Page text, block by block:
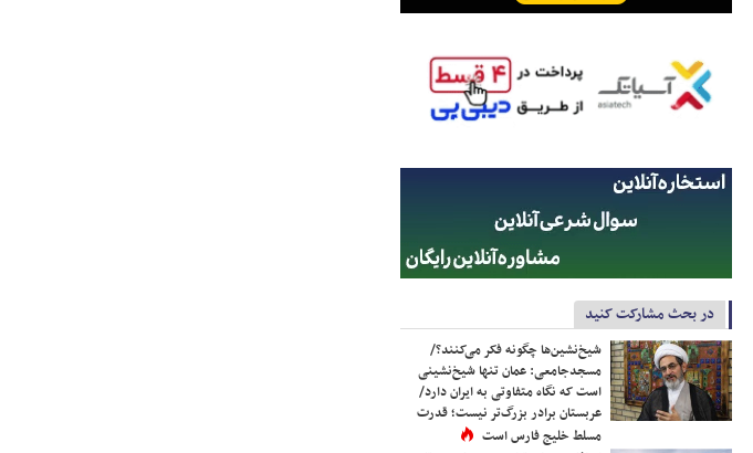
در بحث مشارکت کنید
شیخ‌نشین‌ها چگونه فکر می‌کنند؟/
مسجدجامعی: عمان تنها شیخ‌نشینی
است که نگاه متفاوتی به ایران دارد/
عربستان برادر بزرگ‌تر نیست؛ قدرت
مسلط خلیج فارس است